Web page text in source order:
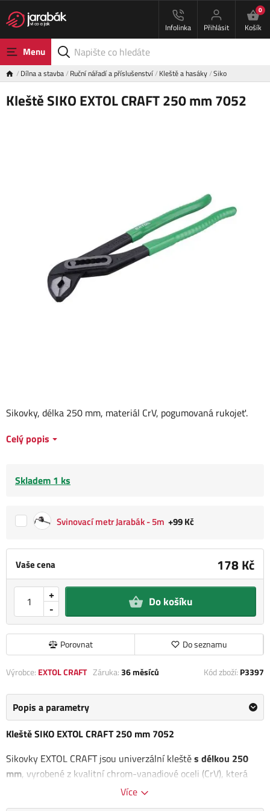
Infolinka Přihlásit
0
Košík
Menu
Dílna a stavba Ruční nářadí a příslušenství Kleště a hasáky Siko
Kleště SIKO EXTOL CRAFT 250 mm 7052
Vaše cena 178 Kč
-
+ Do košíku
Porovnat Do seznamu
Sikovky, délka 250 mm, materiál CrV, pogumovaná rukojeť.
Celý popis
Skladem 1 ks
Svinovací metr Jarabák - 5m +99 Kč
Výrobce: EXTOL CRAFT Záruka:36 měsíců Kód zboží: P3397
Popis a parametry
Kleště SIKO EXTOL CRAFT 250 mm 7052
Sikovky EXTOL CRAFT jsou univerzální kleštěs délkou 250
mm, vyrobené z kvalitní chrom-vanadiové oceli (CrV), která
zajišťuje dlouhou životnost a odolnost proti opotřebení. Tyto
Více